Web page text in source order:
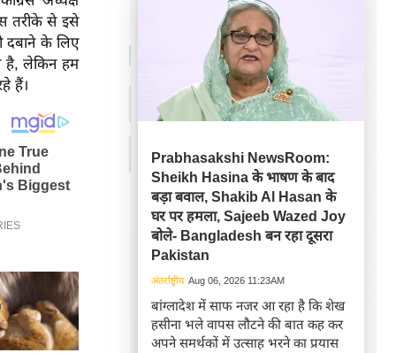
तरीके से इसे
दबाने के लिए
है, लेकिन हम
हैं।
Prabhasakshi NewsRoom:
Sheikh Hasina के भाषण के बाद
बड़ा बवाल, Shakib Al Hasan के
घर पर हमला, Sajeeb Wazed Joy
बोले- Bangladesh बन रहा दूसरा
Pakistan
अंतर्राष्ट्रीय Aug 06, 2026 11:23AM
बांग्लादेश में साफ नजर आ रहा है कि शेख
हसीना भले वापस लौटने की बात कह कर
अपने समर्थकों में उत्साह भरने का प्रयास